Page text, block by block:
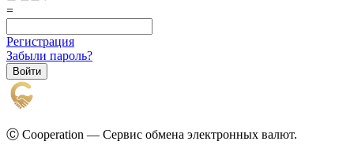
=
Регистрация
Забыли пароль?
Ⓒ Cooperation — Сервис обмена электронных валют.